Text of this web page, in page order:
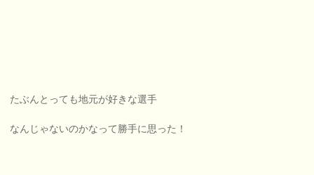
たぶんとっても地元が好きな選手
なんじゃないのかなって勝手に思った！